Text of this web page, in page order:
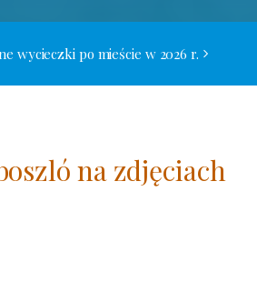
wycieczki po mieście w 2026 r.
na zdjęciach